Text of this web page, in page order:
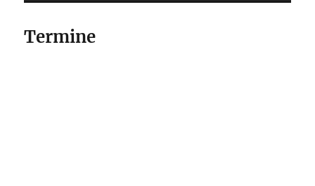
Termine